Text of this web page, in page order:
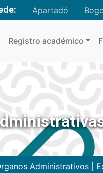
Apartadó
Registro académico
Administrativos|